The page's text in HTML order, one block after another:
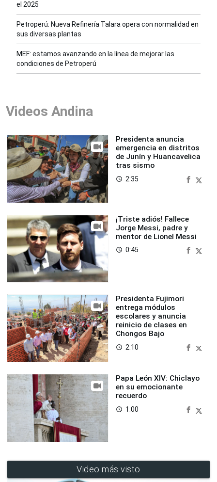
el 2025
Petroperú: Nueva Refinería Talara opera con normalidad en
sus diversas plantas
MEF: estamos avanzando en la línea de mejorar las
condiciones de Petroperú
Videos Andina
Presidenta anuncia
emergencia en distritos
de Junín y Huancavelica
tras sismo
access_time 2:35
¡Triste adiós! Fallece
Jorge Messi, padre y
mentor de Lionel Messi
access_time 0:45
Presidenta Fujimori
entrega módulos
escolares y anuncia
reinicio de clases en
Chongos Bajo
access_time 2:10
Papa León XIV: Chiclayo
en su emocionante
recuerdo
access_time 1:00
Video más visto